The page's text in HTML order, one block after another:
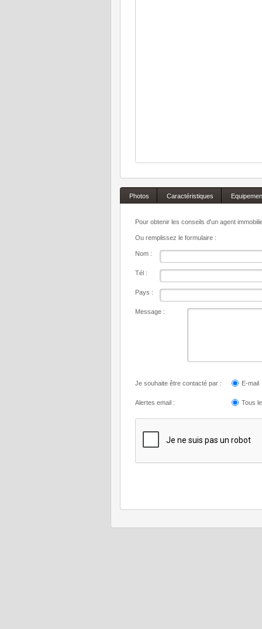
Photos Caractéristiques
Pour obtenir les conseils d'un agent
Ou remplissez le formulaire :
Nom :
Tél :
Pays :
Message :
Je souhaite être contacté par : E-mail
Alertes email : Tous